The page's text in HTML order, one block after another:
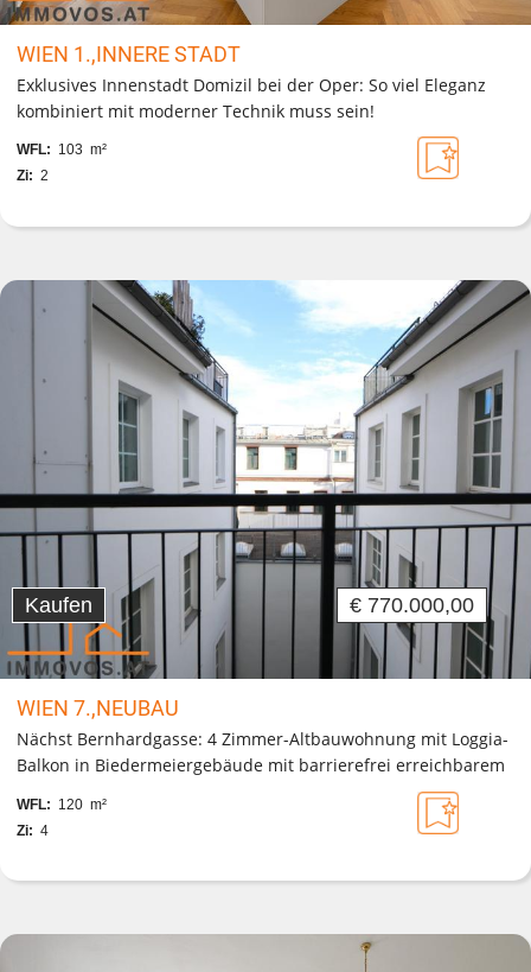
WIEN 1.,INNERE STADT
Exklusives Innenstadt Domizil bei der Oper: So viel Eleganz
kombiniert mit moderner Technik muss sein!
WFL: 103 m²
Zi: 2
Kaufen € 770.000,00
WIEN 7.,NEUBAU
Nächst Bernhardgasse: 4 Zimmer-Altbauwohnung mit Loggia-
Balkon in Biedermeiergebäude mit barrierefrei erreichbarem
WFL: 120 m²
Zi: 4